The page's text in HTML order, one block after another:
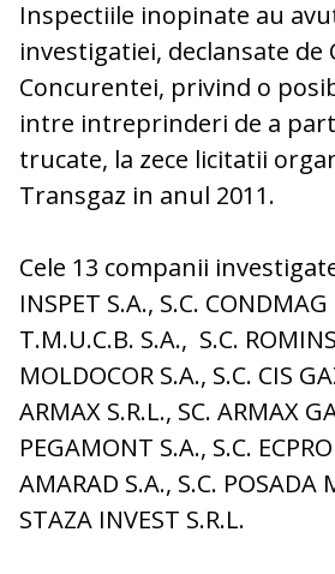
Inspectiile inopinate au
investigatiei, declansate de
Concurentei, privind o
intre intreprinderi de a
trucate, la zece licitatii
Transgaz in anul 2011.
Cele 13 companii
INSPET S.A., S.C. CONDMAG
T.M.U.C.B. S.A., S.C.
MOLDOCOR S.A., S.C. CIS
ARMAX S.R.L., SC. ARMAX
PEGAMONT S.A., S.C.
AMARAD S.A., S.C. POSADA
STAZA INVEST S.R.L.